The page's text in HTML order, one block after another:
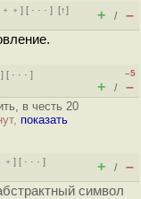
] [ · · ·][↑]
+ / –
] [ · · ·]
–5
+ / –
в честь 20
показать
] [ · · ·]
+ / –
символ